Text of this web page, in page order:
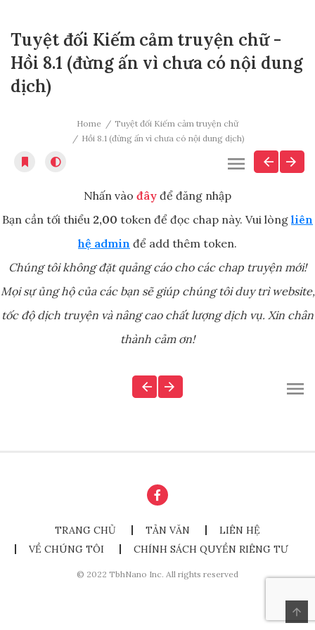
Tuyệt đối Kiếm cảm truyện chữ -
Hồi 8.1 (đừng ấn vì chưa có nội dung
dịch)
Home
Tuyệt đối Kiếm cảm truyện chữ
Hồi 8.1 (đừng ấn vì chưa có nội dung dịch)
Nhấn vào đây để đăng nhập
Bạn cần tối thiểu 2,00 token để đọc chap này. Vui lòng liên
hệ admin để add thêm token.
Chúng tôi không đặt quảng cáo cho các chap truyện mới!
Mọi sự ủng hộ của các bạn sẽ giúp chúng tôi duy trì website,
tốc độ dịch truyện và nâng cao chất lượng dịch vụ. Xin chân
thành cảm ơn!
TRANG CHỦ TẢN VĂN
LIÊN HỆ
VỀ CHÚNG TÔI
CHÍNH SÁCH QUYỀN RIÊNG TƯ
© 2022 TbhNano Inc. All rights reserved